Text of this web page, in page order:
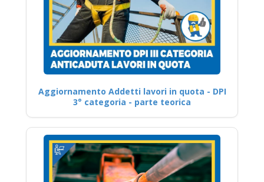
Aggiornamento Addetti lavori in quota - DPI
3° categoria - parte teorica